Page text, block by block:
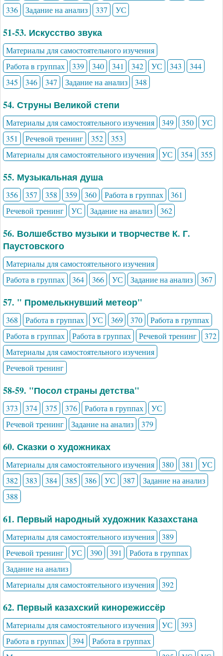
336
Задание на анализ 337 УС
51-53. Искусство звука
Материалы для самостоятельного изучения
Работа в группах
339 340 341 342 УС 343
344
345
346 347 Задание на анализ 348
54. Струны Великой степи
Материалы для самостоятельного изучения 349 350
УС
351
Речевой тренинг 352
353
Материалы для самостоятельного изучения
УС 354 355
55. Музыкальная душа
356 357 358 359 360 Работа в группах
361
Речевой тренинг
УС Задание на анализ 362
56. Волшебство музыки и творчестве К. Г.
Паустовского
Материалы для самостоятельного изучения
Работа в группах
364 366 УС Задание на анализ 367
57. " Промелькнувший метеор"
368 Работа в группах УС 369 370
Работа в группах
Работа в группах
Работа в группах Речевой тренинг
372
Материалы для самостоятельного изучения
Речевой тренинг
58-59. "Посол страны детства"
373 374 375 376 Работа в группах
УС
Речевой тренинг
Задание на анализ 379
60. Сказки о художниках
Материалы для самостоятельного изучения 380 381
УС
382
383 384 385 386 УС 387
Задание на анализ
388
61. Первый народный художник Казахстана
Материалы для самостоятельного изучения
389
Речевой тренинг
УС 390 391
Работа в группах
Задание на анализ
Материалы для самостоятельного изучения
392
62. Первый казахский кинорежиссёр
Материалы для самостоятельного изучения УС
393
Работа в группах
394
Работа в группах